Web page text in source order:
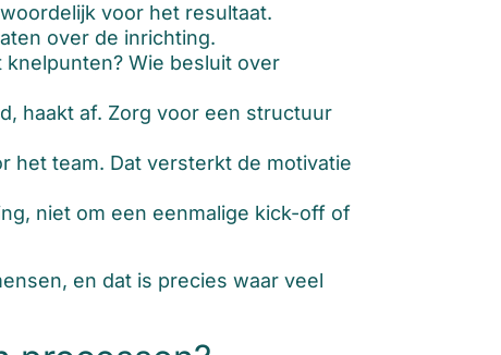
voor het resultaat.
over de inrichting.
Wie besluit over
haakt af. Zorg voor een structuur
het team. Dat versterkt de motivatie
niet om een eenmalige kick-off of
en dat is precies waar veel